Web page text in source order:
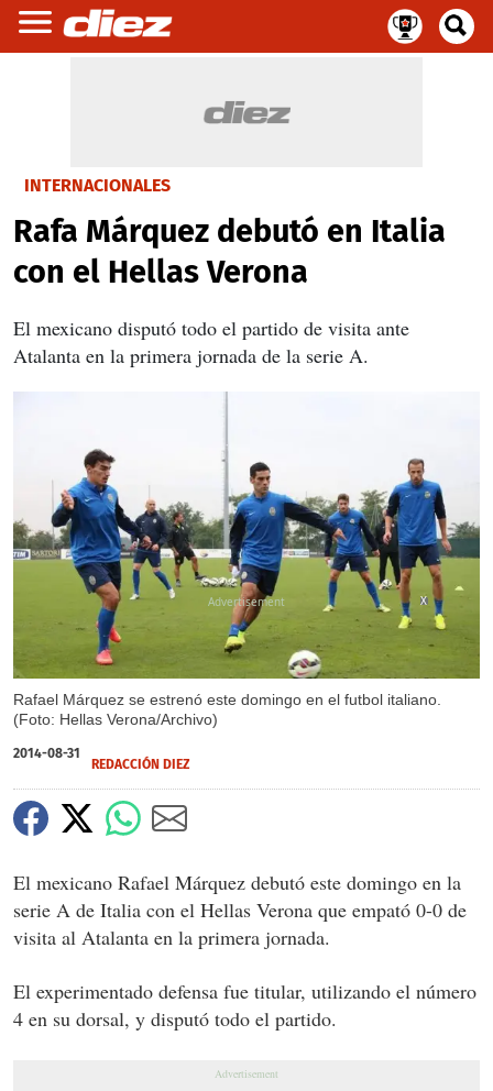
INTERNACIONALES
Rafa Márquez debutó en Italia
con el Hellas Verona
El mexicano disputó todo el partido de visita ante
Atalanta en la primera jornada de la serie A.
Rafael Márquez se estrenó este domingo en el futbol italiano.
(Foto: Hellas Verona/Archivo)
X
2014-08-31
REDACCIÓN DIEZ
El mexicano Rafael Márquez debutó este domingo en la
serie A de Italia con el Hellas Verona que empató 0-0 de
visita al Atalanta en la primera jornada.
El experimentado defensa fue titular, utilizando el número
4 en su dorsal, y disputó todo el partido.